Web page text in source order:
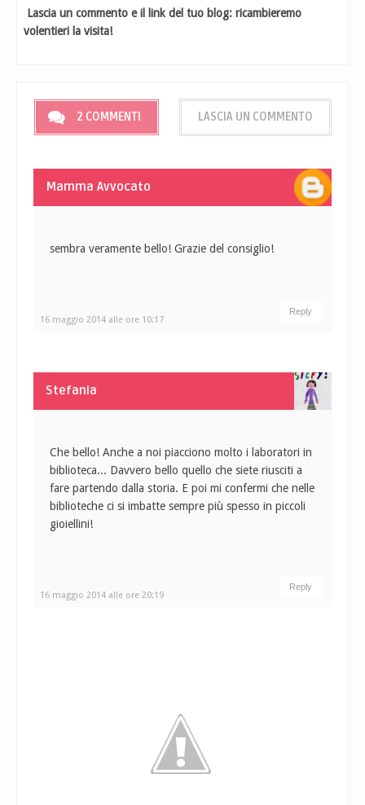
Lascia un commento e il link del tuo blog: ricambieremo
volentieri la visita!
2 COMMENTI LASCIA UN COMMENTO
Mamma Avvocato
16 maggio 2014 alle ore 10:17
sembra veramente bello! Grazie del consiglio!
Reply
Stefania
16 maggio 2014 alle ore 20:19
Che bello! Anche a noi piacciono molto i laboratori in
biblioteca... Davvero bello quello che siete riusciti a
fare partendo dalla storia. E poi mi confermi che nelle
biblioteche ci si imbatte sempre più spesso in piccoli
gioiellini!
Reply